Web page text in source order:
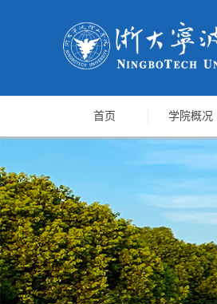
首页 学院概况